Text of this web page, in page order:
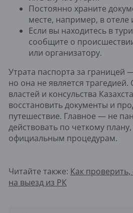
Постоянно храните
месте, например, в отеле
Если вы находитесь в
сообщите о
или организатору.
Утрата паспорта за границей
но она не является
властей и консульства
восстановить документы и
путешествие. Главное — не
действовать по четкому
официальным процедурам.
Читайте также: Как проверить,
на выезд из РК